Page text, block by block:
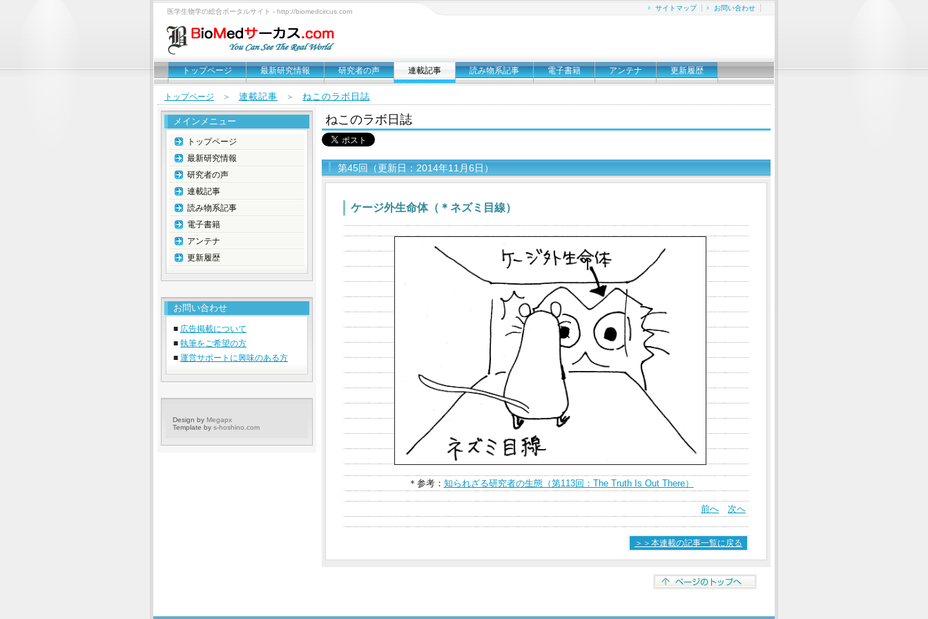
医学生物学の総合ポータルサイト - http://biomedcircus.com サイトマップ お問い合わせ
トップページ 最新研究情報 研究者の声 連載記事 読み物系記事 電子書籍 アンテナ 更新履歴
トップページ ＞ 連載記事 ＞ ねこのラボ日誌
ねこのラボ日誌
第45回（更新日：2014年11月6日）
ケージ外生命体（＊ネズミ目線）
＊参考： 知られざる研究者の生態（第113回：The Truth Is Out There）
前へ 次へ
＞＞本連載の記事一覧に戻る
メインメニュー
トップページ
最新研究情報
研究者の声
連載記事
読み物系記事
電子書籍
アンテナ
更新履歴
お問い合わせ
■ 広告掲載について
■ 執筆をご希望の方
■ 運営サポートに興味のある方
Design by Megapx
Template by s-hoshino.com